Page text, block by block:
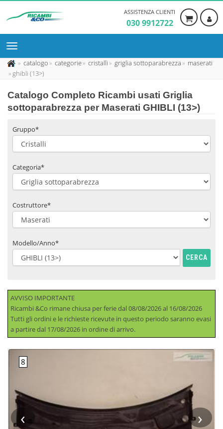
ASSISTENZA CLIENTI
030 9912722
catalogo categorie cristalli griglia sottoparabrezza
maserati
ghibli (13>)
Catalogo Completo Ricambi usati Griglia
sottoparabrezza per Maserati GHIBLI (13>)
Gruppo*
Categoria*
Costruttore*
Modello/Anno*
CERCA
AVVISO IMPORTANTE
Ricambi &Co rimane chiusa per ferie dal 08/08/2026 al 16/08/2026
Tutti gli ordini e le richieste ricevute in questo periodo saranno evasi
a partire dal 17/08/2026 in ordine di arrivo.
‹ ›